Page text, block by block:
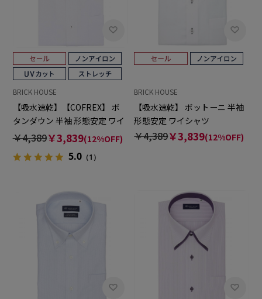
BRICK HOUSE
【吸水速乾】【COFREX】 ボ
タンダウン 半袖 形態安定 ワイ
シャツ
￥4,389￥3,839(12%OFF)
5.0（1）
BRICK HOUSE
【吸水速乾】 ボットーニ 半袖
形態安定 ワイシャツ
￥4,389￥3,839(12%OFF)